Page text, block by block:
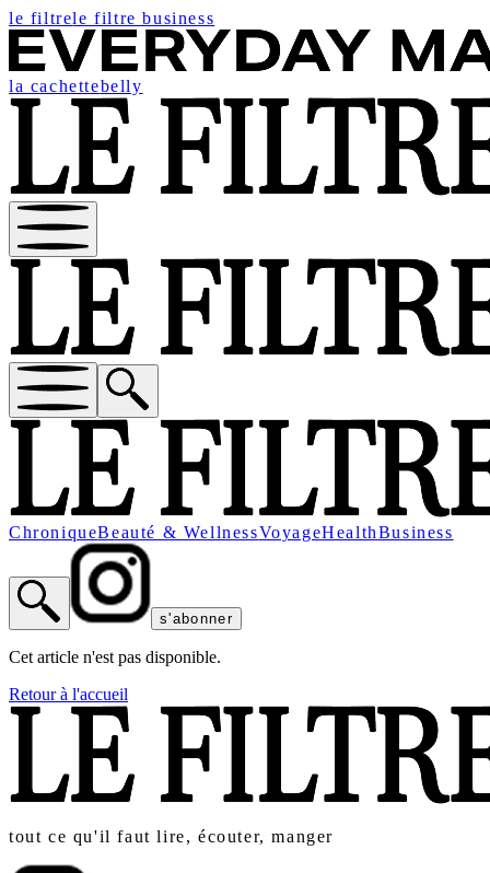
le filtrele filtre business
la cachettebelly
ChroniqueBeauté & WellnessVoyageHealthBusiness
s'abonner
Cet article n'est pas disponible.
Retour à l'accueil
tout ce qu'il faut lire, écouter, manger